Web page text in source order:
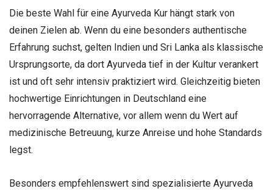
Die beste Wahl für eine Ayurveda Kur hängt stark von
deinen Zielen ab. Wenn du eine besonders authentische
Erfahrung suchst, gelten Indien und Sri Lanka als klassische
Ursprungsorte, da dort Ayurveda tief in der Kultur verankert
ist und oft sehr intensiv praktiziert wird. Gleichzeitig bieten
hochwertige Einrichtungen in Deutschland eine
hervorragende Alternative, vor allem wenn du Wert auf
medizinische Betreuung, kurze Anreise und hohe Standards
legst.
Besonders empfehlenswert sind spezialisierte Ayurveda